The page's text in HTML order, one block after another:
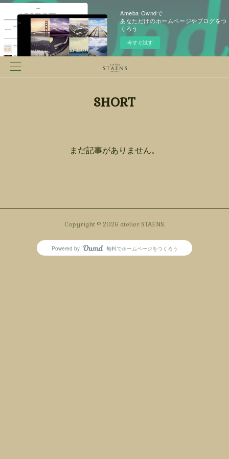
Ameba Owndで
あなただけのホームページやブログをつ
くろう
今すぐ試す
SHORT
まだ記事がありません。
Copyright © 2026 atelier STAENS.
Powered by AmebaOwnd
無料でホームページをつくろう